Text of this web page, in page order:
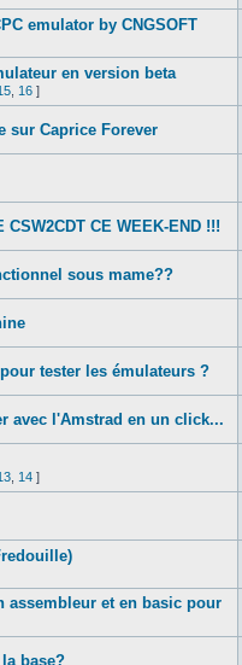
emulator by CNGSOFT
en version beta
16 ]
sur Caprice Forever
CSW2CDT CE WEEK-END !!!
sous mame??
tester les émulateurs ?
avec l'Amstrad en un click...
14 ]
assembleur et en basic pour
base?